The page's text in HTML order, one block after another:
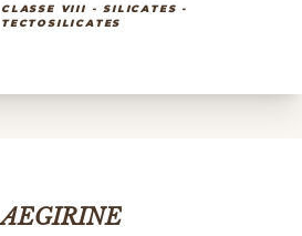
CLASSE VIII - SILICATES -
TECTOSILICATES
AEGIRINE